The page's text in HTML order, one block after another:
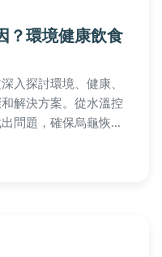
？環境健康飲食
入探討環境、健康、
解決方案。從水溫控
問題，確保烏龜恢復